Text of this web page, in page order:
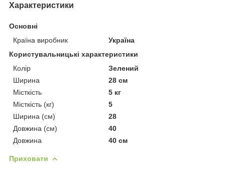
Характеристики
Основні
Країна виробник
Україна
Користувальницькі характеристики
Колір
Зелений
Ширина
28 см
Місткість
5 кг
Місткість (кг)
5
Ширина (см)
28
Довжина (см)
40
Довжина
40 см
Приховати